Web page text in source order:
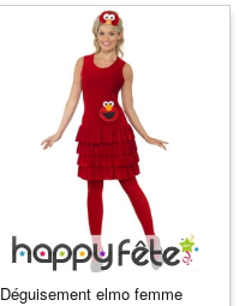
Déguisement elmo femme